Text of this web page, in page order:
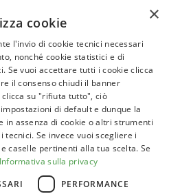
×
cookie
l'invio di cookie tecnici necessari
nonché cookie statistici e di
Se vuoi accettare tutti i cookie clicca
il consenso chiudi il banner
su "rifiuta tutto", ciò
di default e dunque la
in assenza di cookie o altri strumenti
Se invece vuoi scegliere i
caselle pertinenti alla tua scelta. Se
Informativa sulla privacy
PERFORMANCE